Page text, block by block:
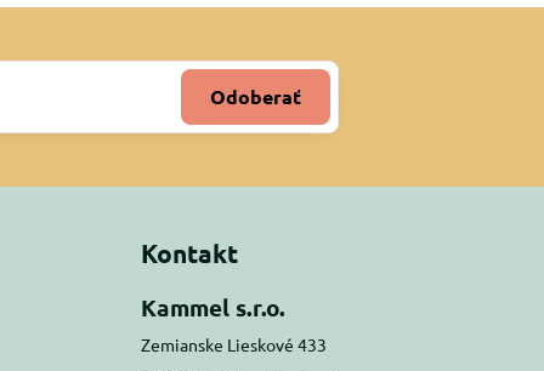
Odoberať
Kontakt
Kammel s.r.o.
Zemianske Lieskové 433